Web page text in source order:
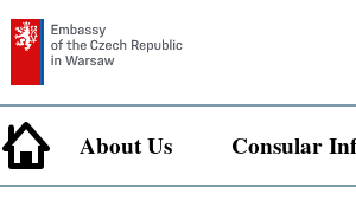
About Us Consular